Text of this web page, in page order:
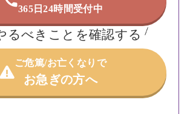
365日24時間受付中
るべきことを確認する
ご危篤/お亡くなりで
お急ぎの方へ